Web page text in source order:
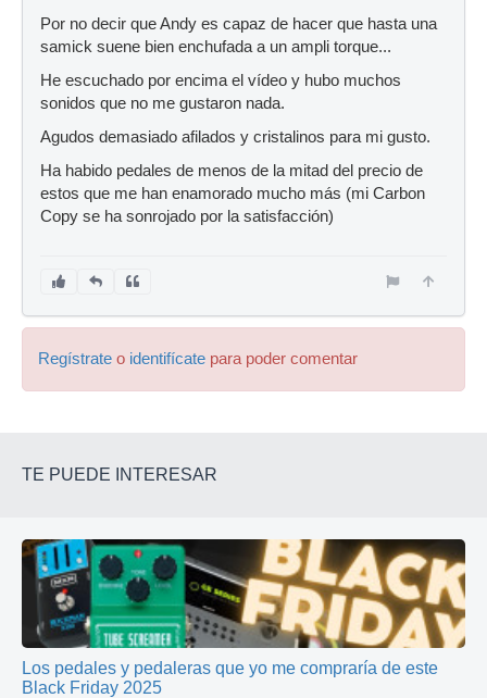
Por no decir que Andy es capaz de hacer que hasta una
samick suene bien enchufada a un ampli torque...
He escuchado por encima el vídeo y hubo muchos
sonidos que no me gustaron nada.
Agudos demasiado afilados y cristalinos para mi gusto.
Ha habido pedales de menos de la mitad del precio de
estos que me han enamorado mucho más (mi Carbon
Copy se ha sonrojado por la satisfacción)
Regístrate o identifícate para poder comentar
TE PUEDE INTERESAR
Los pedales y pedaleras que yo me compraría de este
Black Friday 2025